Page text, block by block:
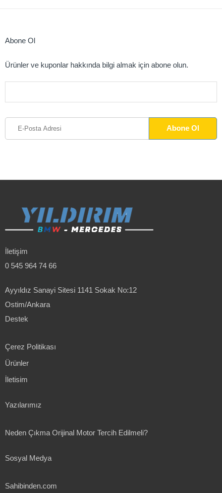
Abone Ol
Ürünler ve kuponlar hakkında bilgi almak için abone olun.
İletişim
0 545 964 74 66
Ayyıldız Sanayi Sitesi 1141 Sokak No:12
Ostim/Ankara
Destek
Çerez Politikası
Ürünler
İletisim
Yazılarımız
Neden Çıkma Orijinal Motor Tercih Edilmeli?
Sosyal Medya
Sahibinden.com